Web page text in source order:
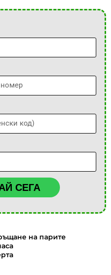
СЕГА
на парите